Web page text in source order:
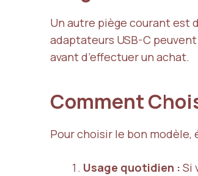
Un autre piège courant est
adaptateurs USB-C
avant d’effectuer un achat.
Comment
Pour choisir le bon modèle,
Usage quotidien : Si